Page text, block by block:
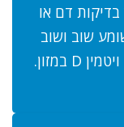
דם או
שוב ושוב
את אותה שאלה: איפה בכלל מוצאים ויטמין D במזון.